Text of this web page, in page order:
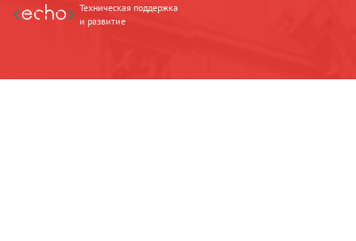
Техническая поддержка
и развитие